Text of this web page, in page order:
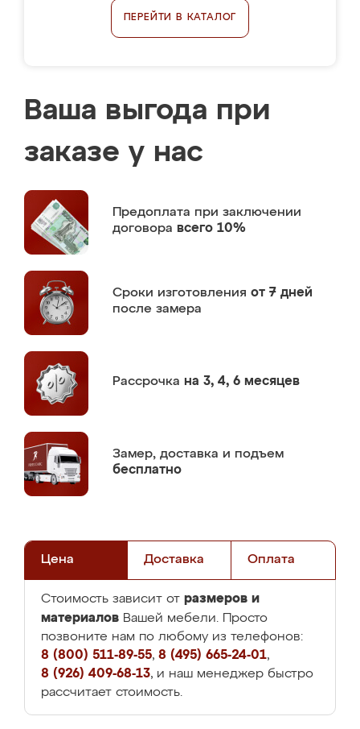
ПЕРЕЙТИ В КАТАЛОГ
Ваша выгода при
заказе у нас
Предоплата при заключении
договора всего 10%
Сроки изготовления от 7 дней
после замера
Рассрочка на 3, 4, 6 месяцев
Замер, доставка и подъем
бесплатно
Цена Доставка Оплата
Стоимость зависит от размеров и
материалов Вашей мебели. Просто
позвоните нам по любому из телефонов:
8 (800) 511-89-55, 8 (495) 665-24-01,
8 (926) 409-68-13, и наш менеджер быстро
рассчитает стоимость.